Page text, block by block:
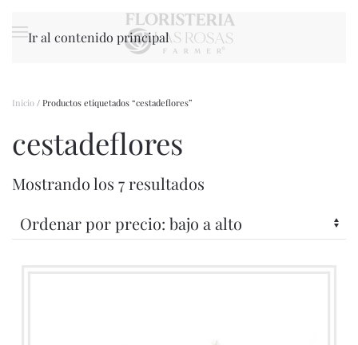
Ir al contenido principal
Inicio / Productos etiquetados “cestadeflores”
cestadeflores
Mostrando los 7 resultados
precio:
bajo
a